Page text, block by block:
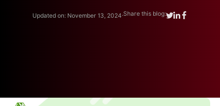
Updated on: November 13, 2024.Share this blog: